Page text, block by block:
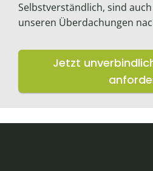
Selbstverständlich, sind
unseren Überdachungen
Jetzt